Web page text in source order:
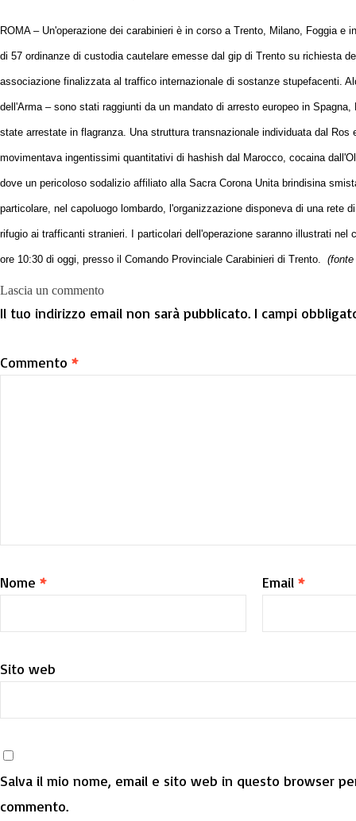
ROMA – Un'operazione dei carabinieri è in corso a Trento, Milano, Foggia e
di 57 ordinanze di custodia cautelare emesse dal gip di Trento su richiesta
associazione finalizzata al traffico internazionale di sostanze stupefacenti.
dell'Arma – sono stati raggiunti da un mandato di arresto europeo in
state arrestate in flagranza. Una struttura transnazionale individuata dal
movimentava ingentissimi quantitativi di hashish dal Marocco, cocaina
dove un pericoloso sodalizio affiliato alla Sacra Corona Unita brindisina
particolare, nel capoluogo lombardo, l'organizzazione disponeva di una rete
rifugio ai trafficanti stranieri. I particolari dell'operazione saranno illustrati nel
ore 10:30 di oggi, presso il Comando Provinciale Carabinieri di Trento. (fonte
Lascia un commento
Il tuo indirizzo email non sarà pubblicato. I campi
Commento *
Nome * Email *
Sito web
Salva il mio nome, email e sito web in questo browser
commento.